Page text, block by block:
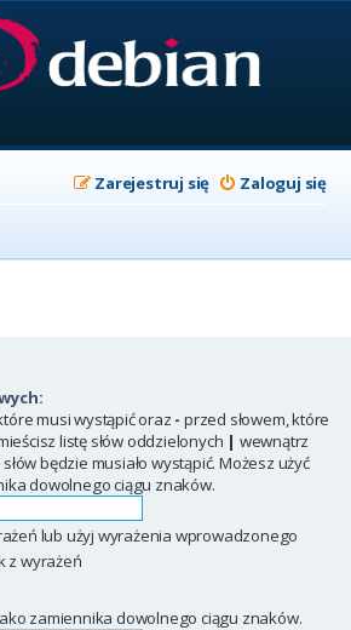
Zaloguj się
Zarejestruj się
musi wystąpić oraz - przed słowem, które
listę słów oddzielonych | wewnątrz
będzie musiało wystąpić. Możesz użyć
dowolnego ciągu znaków.
lub użyj wyrażenia wprowadzonego
z wyrażeń
zamiennika dowolnego ciągu znaków.